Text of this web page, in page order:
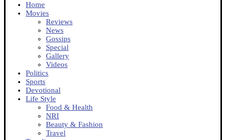
Home
Movies
Reviews
News
Gossips
Special
Gallery
Videos
Politics
Sports
Devotional
Life Style
Food & Health
NRI
Beauty & Fashion
Travel